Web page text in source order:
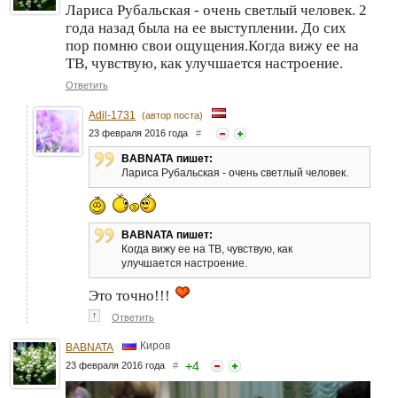
Лариса Рубальская - очень светлый человек. 2
года назад была на ее выступлении. До сих
пор помню свои ощущения.Когда вижу ее на
ТВ, чувствую, как улучшается настроение.
Ответить
Adil-1731
(автор поста)
23 февраля 2016 года #
BABNATA пишет:
Лариса Рубальская - очень светлый человек.
BABNATA пишет:
Когда вижу ее на ТВ, чувствую, как
улучшается настроение.
Это точно!!!
↑ Ответить
BABNATA Киров
23 февраля 2016 года # +4